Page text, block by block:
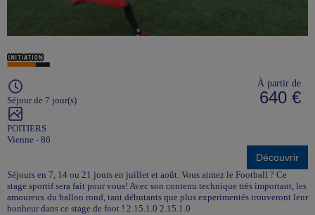
Séjour de 7 jour(s)
POITIERS
Vienne - 86
À partir de
640 €
Découvrir
Séjours en 7, 14 ou 21 jours en juillet et août. Vous aimez le Football ? Ce
stage sportif sera fait pour vous! Avec son contenu technique très important, les
amoureux du ballon rond, tant débutants que plus experimentés trouveront leur
bonheur dans ce stage de foot ! 2.15.1.0 2.15.1.0